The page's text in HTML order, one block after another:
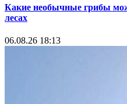
Какие необычные грибы
лесах
06.08.26 18:13